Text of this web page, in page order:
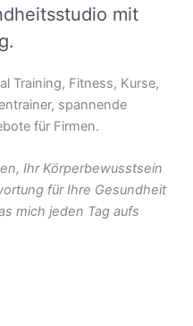
mit
Training, Fitness, Kurse,
spannende
für Firmen.
Ihr Körperbewusstsein
für Ihre Gesundheit
mich jeden Tag aufs